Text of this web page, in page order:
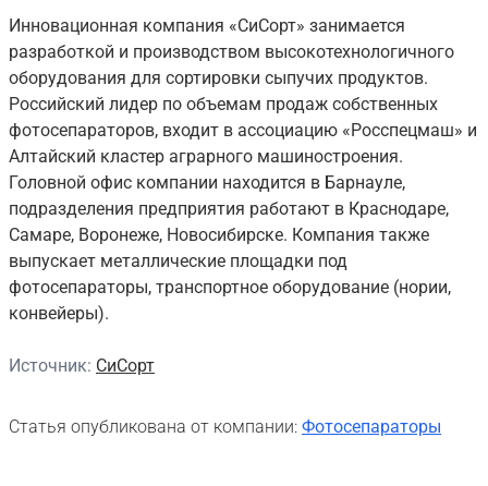
Инновационная компания «СиСорт» занимается
разработкой и производством высокотехнологичного
оборудования для сортировки сыпучих продуктов.
Российский лидер по объемам продаж собственных
фотосепараторов, входит в ассоциацию «Росспецмаш» и
Алтайский кластер аграрного машиностроения.
Головной офис компании находится в Барнауле,
подразделения предприятия работают в Краснодаре,
Самаре, Воронеже, Новосибирске. Компания также
выпускает металлические площадки под
фотосепараторы, транспортное оборудование (нории,
конвейеры).
Источник: СиСорт
Статья опубликована от компании: Фотосепараторы